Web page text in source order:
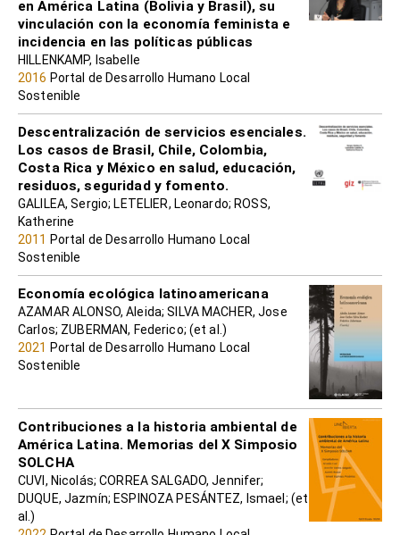
en América Latina (Bolivia y Brasil), su
vinculación con la economía feminista e
incidencia en las políticas públicas
HILLENKAMP, Isabelle
2016 Portal de Desarrollo Humano Local
Sostenible
Descentralización de servicios esenciales.
Los casos de Brasil, Chile, Colombia,
Costa Rica y México en salud, educación,
residuos, seguridad y fomento.
GALILEA, Sergio; LETELIER, Leonardo; ROSS,
Katherine
2011 Portal de Desarrollo Humano Local
Sostenible
Economía ecológica latinoamericana
AZAMAR ALONSO, Aleida; SILVA MACHER, Jose
Carlos; ZUBERMAN, Federico; (et al.)
2021 Portal de Desarrollo Humano Local
Sostenible
Contribuciones a la historia ambiental de
América Latina. Memorias del X Simposio
SOLCHA
CUVI, Nicolás; CORREA SALGADO, Jennifer;
DUQUE, Jazmín; ESPINOZA PESÁNTEZ, Ismael; (et
al.)